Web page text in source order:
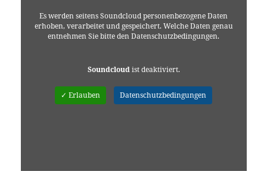
Es werden seitens Soundcloud personenbezogene Daten
erhoben, verarbeitet und gespeichert. Welche Daten genau
entnehmen Sie bitte den Datenschutzbedingungen.
Soundcloudist deaktiviert.
✓ Erlauben Datenschutzbedingungen